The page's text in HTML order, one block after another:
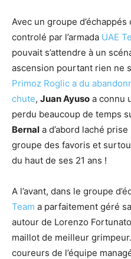
Avec un groupe
controlé par l’armada UAE
pouvait s’attendre à un
ascension pourtant rien ne
Primoz Roglic a du
chute, Juan Ayuso a connu
perdu beaucoup de temps
Bernal a d’abord laché
groupe des favoris et
du haut de ses 21 ans !
A l’avant, dans le groupe
Team a parfaitement géré
autour de Lorenzo
maillot de meilleur
coureurs de l’équipe